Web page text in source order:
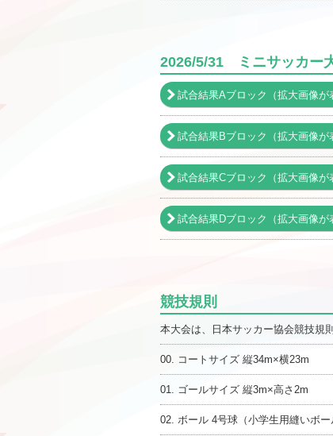
2026/5/31 ミニサッカー
試合結果Aブロック（拡大画像が
試合結果Bブロック（拡大画像が
試合結果Cブロック（拡大画像が
試合結果Dブロック（拡大画像が
競技規則
本大会は、日本サッカー協会競技規
00. コートサイズ 縦34m×横23m
01. ゴールサイズ 縦3m×高さ2m
02. ボール 4号球（小学生用縫いボー